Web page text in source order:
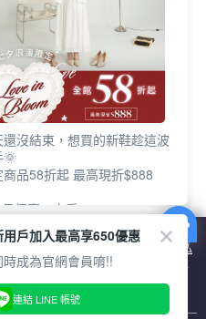
查看全部
用 cookie 方式之詳情，及若您不希
的 cookie 設定，請參閱本網站「
隱私
站即表示您同意本公司得按本網站使
還沒結束，想買的新鞋趁這波
🌞
商品58折起 最高現折$888
優惠一次看
購物最高10%回饋
限定品現折200
商品58折起 最高現折$888
鞋、休閒鞋、涼鞋一次逛齊
、出遊好走、聚會也漂亮
用戶加入最高享650優惠
時成為官網會員唷!!
連結 LINE 帳號